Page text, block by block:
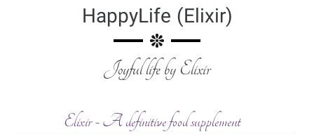
HappyLife (Elixir)
Joyful life by Elixir
Elixir - A definitive food supplement